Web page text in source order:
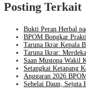
Posting Terkait
Bukti Peran Herbal
BPOM Bongkar
Taruna Ikrar Kepala
Taruna Ikrar:
Saan Mustopa Wakil
Setangkai Ketapang
Anggaran 2026
Sehelai Daun, Sejuta